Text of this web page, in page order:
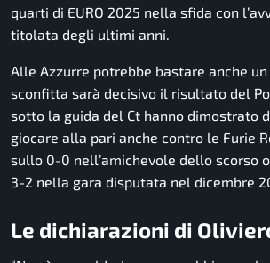
quarti di EURO 2025 nella sfida con
titolata degli ultimi anni.
Alle Azzurre potrebbe bastare anche
sconfitta sarà decisivo il risultato del
sotto la guida del Ct hanno dimostrato
giocare alla pari anche contro le Furie
sullo 0-0 nell’amichevole dello scorso
3-2 nella gara disputata nel dicembre
Le dichiarazioni di